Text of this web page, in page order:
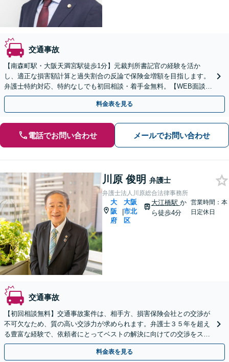
交通事故
【南森町駅・大阪天満宮駅徒歩1分】元裁判所書記官の経験を活か
し、適正な損害額計算と過失割合の反論で保険金増額を目指します。
弁護士特約対応、特約なしでも初回相談・着手金無料。【WEB面談可
能】
料金表を見る
電話でお問い合わせ メールでお問い合わせ
川原 俊明 弁護士
弁護士法人川原総合法律事務所
大
阪
府
|
大阪
市北
区
大江橋駅 か
ら徒歩4分
営業時間：本
日定休日
交通事故
【初回相談無料】交通事故案件は、相手方、損害保険会社との交渉が
不可欠なため、質の高い交渉力が求められます。弁護士３５年を超え
る豊富な経験で、依頼者にとってベストの解決に向けての交渉をスピ
ーディにこなします。
料金表を見る